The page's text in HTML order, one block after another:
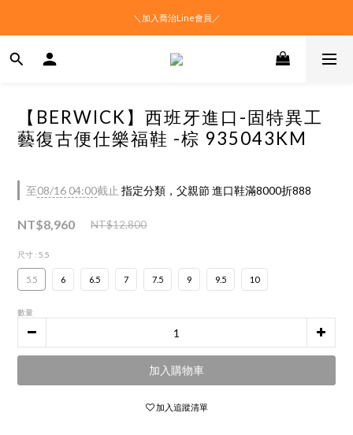
＼加入喬治Line會員／
【BERWICK】西班牙進口-固特異工
藝復古便仕樂福鞋 -棕 935043KM
至08/16 04:00截止 指定分類，父親節 進口鞋滿8000折888
NT$8,960 NT$12,800
尺寸 : 5.5
5.5 6 6.5 7 7.5 9 9.5 10
數量
加入購物車
加入追蹤清單